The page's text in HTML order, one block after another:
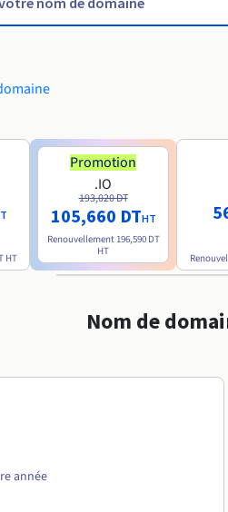
HT
Promotion
.IO
193,020 DT
105,660 DTHT
Renouvellement 196,590 DT
HT
Nom de
année